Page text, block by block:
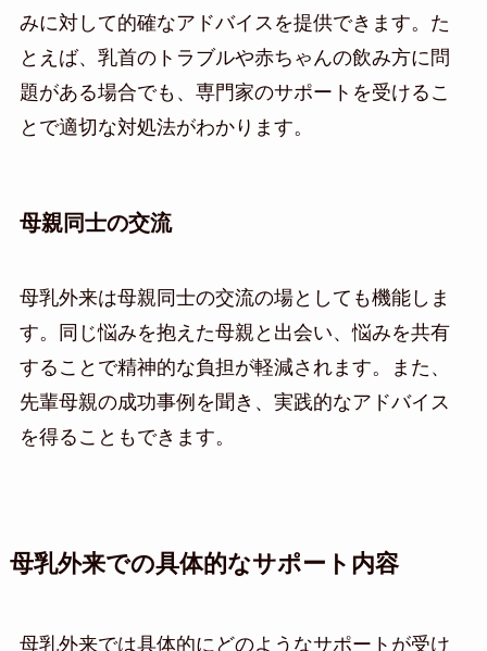
みに対して的確なアドバイスを提供できます。た
とえば、乳首のトラブルや赤ちゃんの飲み方に問
題がある場合でも、専門家のサポートを受けるこ
とで適切な対処法がわかります。
母親同士の交流
母乳外来は母親同士の交流の場としても機能しま
す。同じ悩みを抱えた母親と出会い、悩みを共有
することで精神的な負担が軽減されます。また、
先輩母親の成功事例を聞き、実践的なアドバイス
を得ることもできます。
母乳外来での具体的なサポート内容
母乳外来では具体的にどのようなサポートが受け